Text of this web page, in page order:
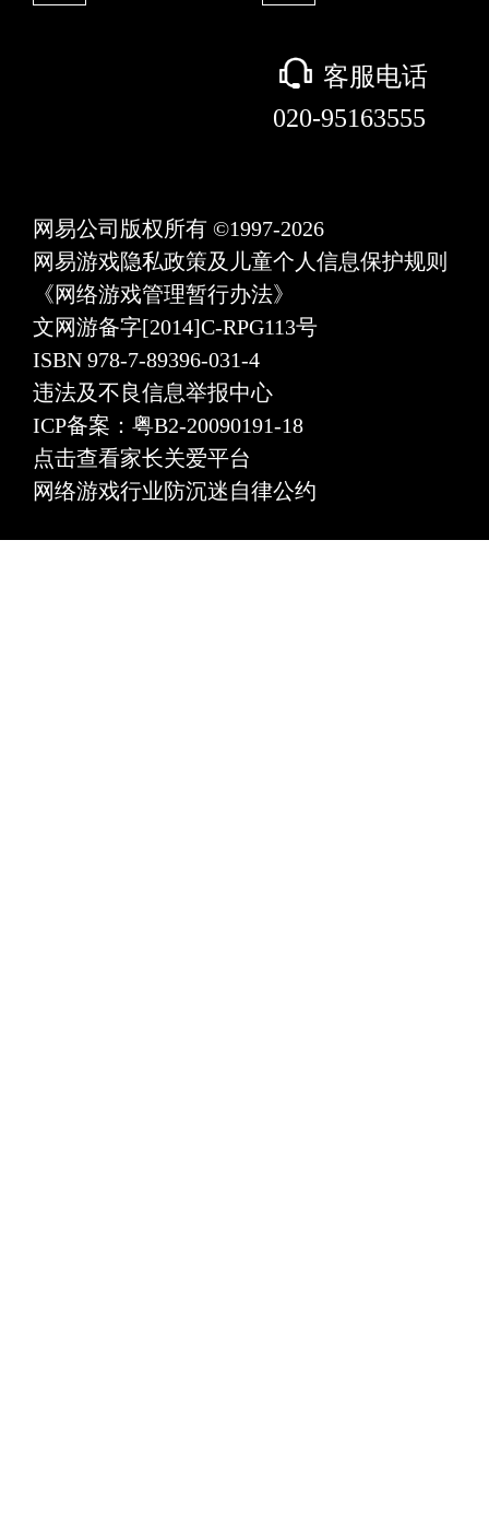
򰀃 客服电话
020-95163555
网易公司版权所有 ©1997-2026
网易游戏隐私政策及儿童个人信息保护规则
《网络游戏管理暂行办法》
文网游备字[2014]C-RPG113号
ISBN 978-7-89396-031-4
违法及不良信息举报中心
ICP备案：粤B2-20090191-18
点击查看家长关爱平台
网络游戏行业防沉迷自律公约